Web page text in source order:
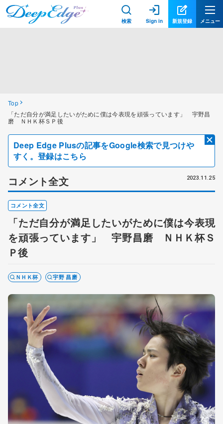
検索 Sign in 新規登録 メニュー
Top
「ただ自分が満足したいがために僕は今表現を頑張っています」 宇野昌
磨 ＮＨＫ杯ＳＰ後
Deep Edge Plusの記事をGoogle検索で見つけや
すく。登録はこちら
コメント全文 2023.11.25
コメント全文
「ただ自分が満足したいがために僕は今表現
を頑張っています」 宇野昌磨 ＮＨＫ杯Ｓ
Ｐ後
ＮＨＫ杯 宇野 昌磨